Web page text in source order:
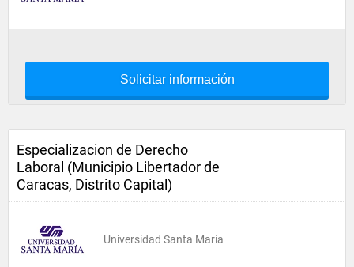
Solicitar información
Especializacion de Derecho
Laboral (Municipio Libertador de
Caracas, Distrito Capital)
Universidad Santa María